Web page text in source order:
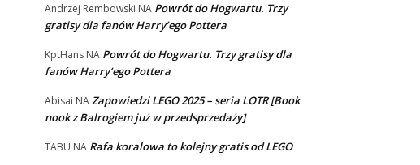
Andrzej Rembowski NA Powrót do Hogwartu. Trzy
gratisy dla fanów Harry’ego Pottera
KptHans NA Powrót do Hogwartu. Trzy gratisy dla
fanów Harry’ego Pottera
Abisai NAZapowiedzi LEGO 2025 – seria LOTR [Book
nook z Balrogiem już w przedsprzedaży]
TABU NA Rafa koralowa to kolejny gratis od LEGO